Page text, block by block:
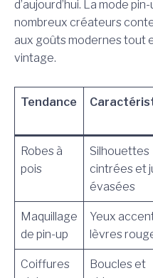
d’aujourd’hui. La mode
nombreux créateurs
aux goûts modernes tout
vintage.
Tendance
Robes à
pois
Silhouettes
cintrées et
évasées
Maquillage
de pin-up
Yeux
lèvres
Coiffures
Boucles et